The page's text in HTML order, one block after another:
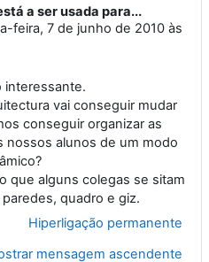
a ser usada para...
feira, 7 de junho de 2010 às
interessante.
vai conseguir mudar
conseguir organizar as
nossos alunos de um modo
que alguns colegas se sitam
quadro e giz.
Hiperligação permanente
mensagem ascendente